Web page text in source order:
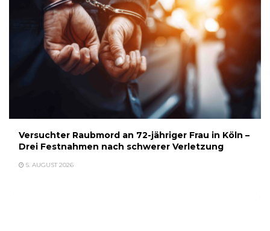
Versuchter Raubmord an 72-jähriger Frau in Köln –
Drei Festnahmen nach schwerer Verletzung
5. AUGUST 2026